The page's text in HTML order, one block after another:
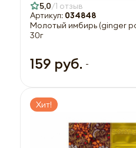
5,0 1 отзыв
Артикул: 034848
Молотый имбирь (ginger
30г
159 руб. -
Хит!